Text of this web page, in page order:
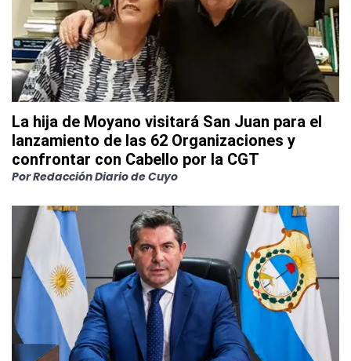
La hija de Moyano visitará San Juan para el
lanzamiento de las 62 Organizaciones y
confrontar con Cabello por la CGT
PorRedacción Diario de Cuyo